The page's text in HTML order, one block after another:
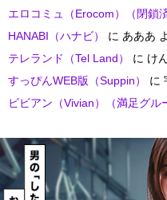
エロコミュ（Erocom）（閉鎖済
HANABI（ハナビ）
に あああ
テレランド（Tel Land）
に け
すっぴんWEB版（Suppin）
に
ビビアン（Vivian）（満足グル